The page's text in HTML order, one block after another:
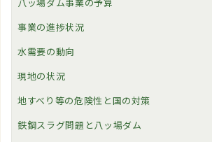
事業の進捗状況
水需要の動向
現地の状況
地すべり等の危険性と国の対策
鉄鋼スラグ問題と八ッ場ダム